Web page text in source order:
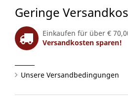
Geringe
Einkaufen für über €
Versandkosten sparen!
Unsere Versandbedingungen